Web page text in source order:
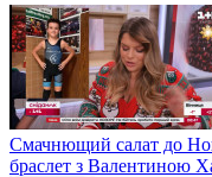
Смачнющий салат до
браслет з Валентиною